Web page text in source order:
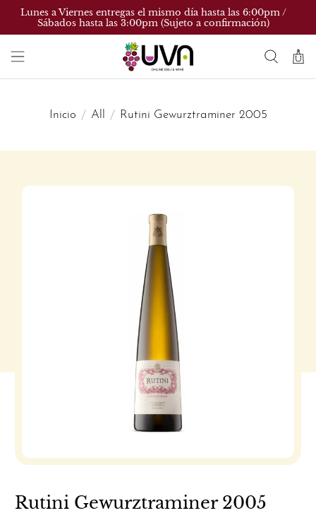
Lunes a Viernes entregas el mismo día hasta las 6:00pm /
Sábados hasta las 3:00pm (Sujeto a confirmación)
Inicio All Rutini Gewurztraminer 2005
Rutini Gewurztraminer 2005